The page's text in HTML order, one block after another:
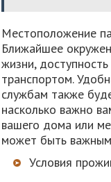
Местоположение
Ближайшее
жизни,
транспортом.
службам также
насколько важно
вашего дома или
может быть
Условия